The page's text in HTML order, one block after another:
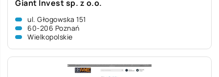
Giant Invest sp. z o.o.
ul. Głogowska 151
60-206 Poznań
Wielkopolskie